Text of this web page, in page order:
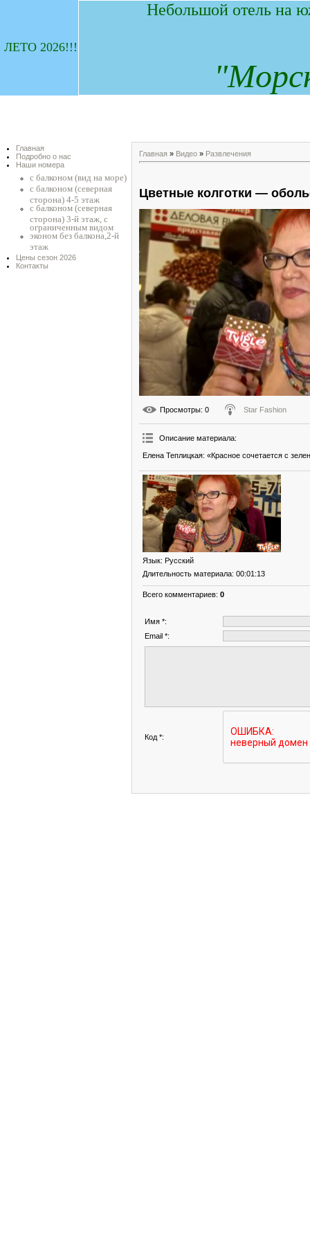
ЛЕТО 2026!!!
Небольшой отель на
"М
Главная
Подробно о нас
Наши номера
с балконом (вид на море)
с балконом (северная
сторона) 4-5 этаж
с балконом (северная
сторона) 3-й этаж, с
ограниченным видом
эконом без балкона,2-й
этаж
Цены сезон 2026
Контакты
Главная » Видео » Развлечения
Цветные колготки —
Просмотры: 0 Star Fashion
Описание материала:
Елена Теплицкая: «Красное сочетается с
Язык: Русский
Длительность материала: 00:01:13
Всего комментариев: 0
Имя *:
Email *:
Код *: